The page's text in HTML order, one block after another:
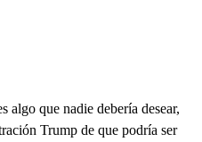
algo que nadie debería desear,
Trump de que podría ser